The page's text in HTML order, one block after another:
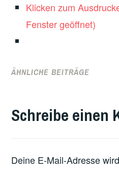
Klicken zum
Fenster geöffnet)
ÄHNLICHE BEITRÄGE
Schreibe einen
Deine E-Mail-Adresse